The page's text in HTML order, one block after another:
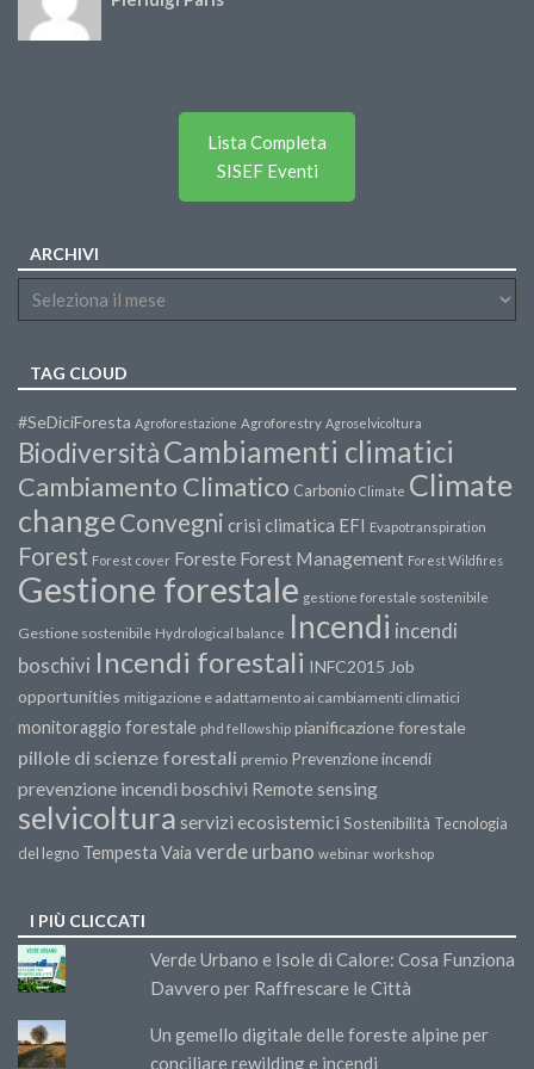
Lista Completa
SISEF Eventi
ARCHIVI
TAG CLOUD
#SeDiciForesta Agroforestazione Agroforestry Agroselvicoltura
BiodiversitàCambiamenti climatici
Cambiamento Climatico Carbonio Climate Climate
changeConvegni crisi climatica EFI Evapotranspiration
Forest Forest cover Foreste Forest Management Forest Wildfires
Gestione forestale gestione forestale sostenibile
Gestione sostenibile Hydrological balance Incendi incendi
boschivi Incendi forestali INFC2015 Job
opportunities mitigazione e adattamento ai cambiamenti climatici
monitoraggio forestale phd fellowship pianificazione forestale
pillole di scienze forestali premio Prevenzione incendi
prevenzione incendi boschivi Remote sensing
selvicoltura servizi ecosistemici Sostenibilità Tecnologia
del legno Tempesta Vaia verde urbano webinar workshop
I PIÙ CLICCATI
Verde Urbano e Isole di Calore: Cosa Funziona
Davvero per Raffrescare le Città
Un gemello digitale delle foreste alpine per
conciliare rewilding e incendi